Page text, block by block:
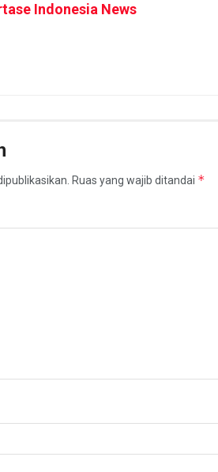
Indonesia News
Ruas yang wajib ditandai *